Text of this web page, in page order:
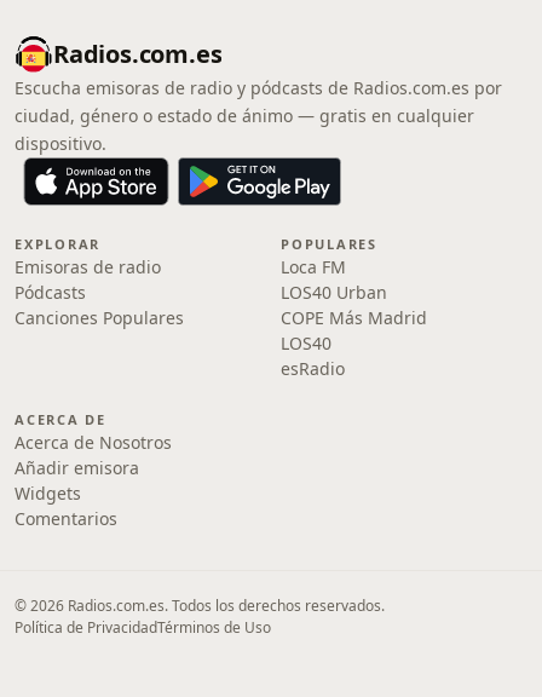
Radios.com.es
Escucha emisoras de radio y pódcasts de Radios.com.es por
ciudad, género o estado de ánimo — gratis en cualquier
dispositivo.
EXPLORAR
Emisoras de radio
Pódcasts
Canciones Populares
POPULARES
Loca FM
LOS40 Urban
COPE Más Madrid
LOS40
esRadio
ACERCA DE
Acerca de Nosotros
Añadir emisora
Widgets
Comentarios
© 2026 Radios.com.es. Todos los derechos reservados.
Política de PrivacidadTérminos de Uso